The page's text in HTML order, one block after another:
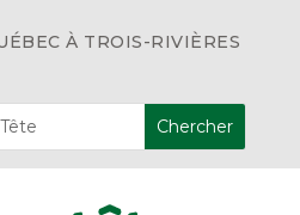
À TROIS-RIVIÈRES